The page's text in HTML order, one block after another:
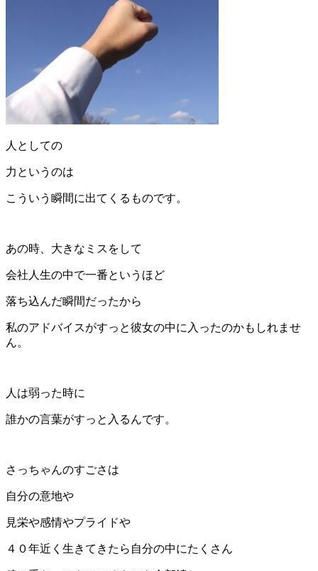
人としての
力というのは
こういう瞬間に出てくるものです。
あの時、大きなミスをして
会社人生の中で一番というほど
落ち込んだ瞬間だったから
私のアドバイスがすっと彼女の中に入ったのかもしれませ
ん。
人は弱った時に
誰かの言葉がすっと入るんです。
さっちゃんのすごさは
自分の意地や
見栄や感情やプライドや
４０年近く生きてきたら自分の中にたくさん